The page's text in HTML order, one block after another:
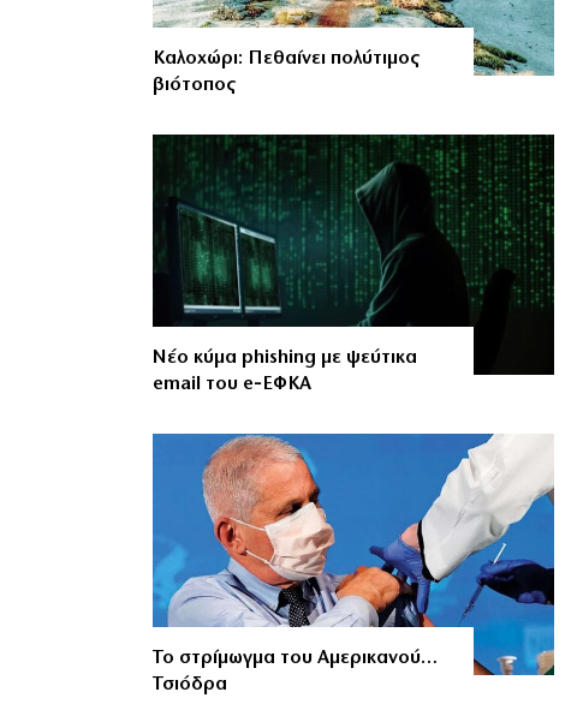
Καλοχώρι: Πεθαίνει πολύτιμος
βιότοπος
Νέο κύμα phishing με ψεύτικα
email του e‑ΕΦΚΑ
Το στρίμωγμα του Αμερικανού…
Τσιόδρα